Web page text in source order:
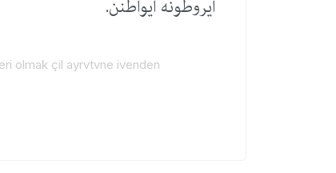
ایروطونه ایواطنن.
olmak çil ayrvtvne ivenden